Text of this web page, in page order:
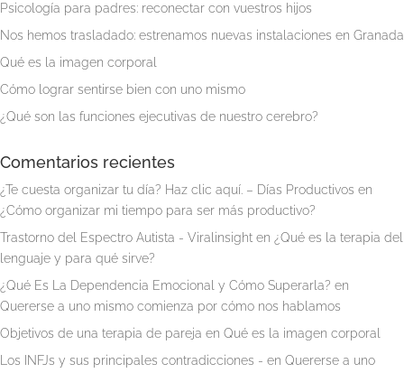
Psicología para padres: reconectar con vuestros hijos
Nos hemos trasladado: estrenamos nuevas instalaciones en Granada
Qué es la imagen corporal
Cómo lograr sentirse bien con uno mismo
¿Qué son las funciones ejecutivas de nuestro cerebro?
Comentarios recientes
¿Te cuesta organizar tu día? Haz clic aquí. – Días Productivos en
¿Cómo organizar mi tiempo para ser más productivo?
Trastorno del Espectro Autista - Viralinsight en ¿Qué es la terapia del
lenguaje y para qué sirve?
¿Qué Es La Dependencia Emocional y Cómo Superarla? en
Quererse a uno mismo comienza por cómo nos hablamos
Objetivos de una terapia de pareja en Qué es la imagen corporal
Los INFJs y sus principales contradicciones - en Quererse a uno